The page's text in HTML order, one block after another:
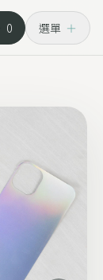
0 選單 ＋